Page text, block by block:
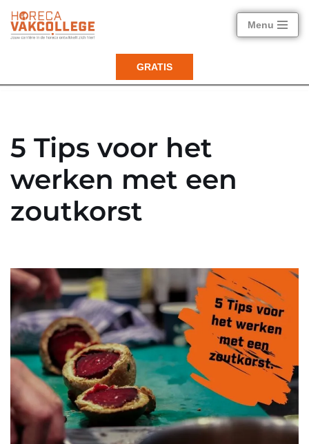
Ga
inhoud
Menu
GRATIS
5 Tips voor het
werken met een
zoutkorst